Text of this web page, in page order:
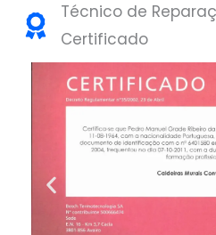
Técnico de
Certificado